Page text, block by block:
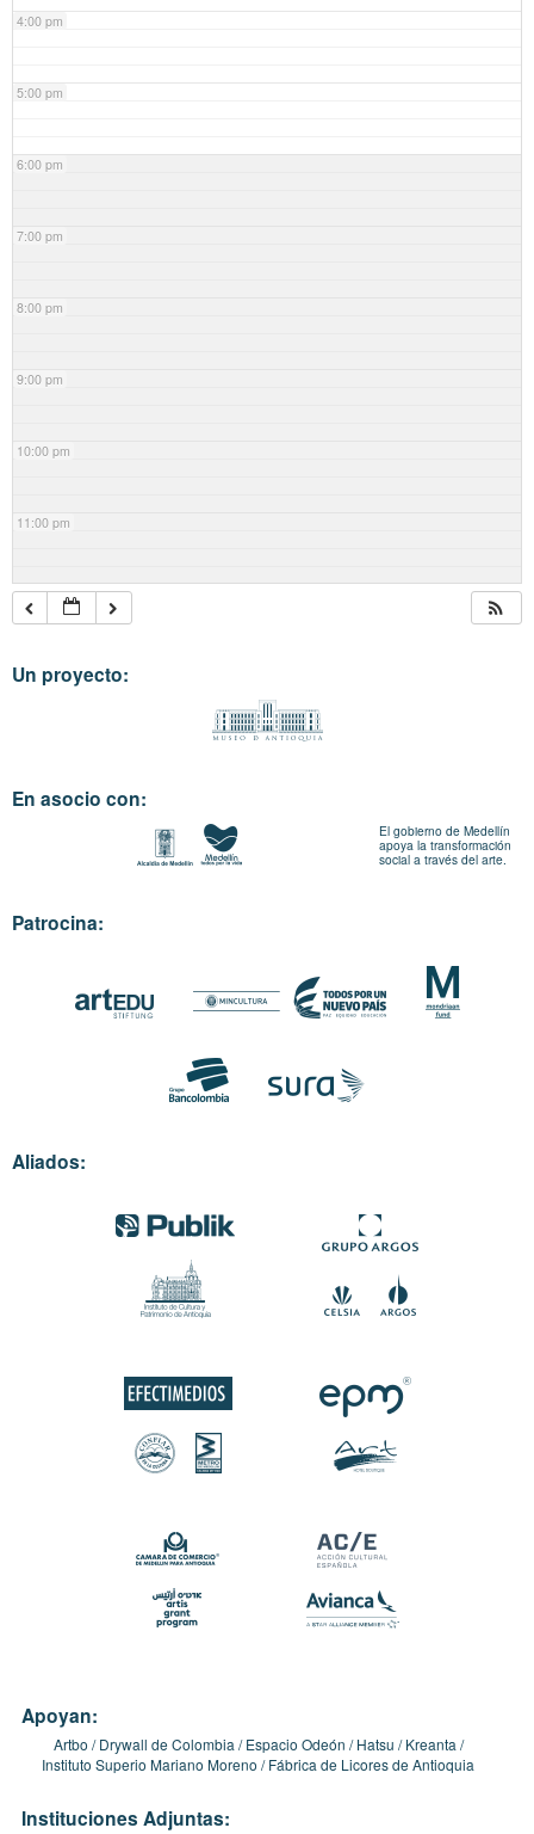
4:00 pm
5:00 pm
6:00 pm
7:00 pm
8:00 pm
9:00 pm
10:00 pm
11:00 pm
Un proyecto:
En asocio con:
El gobierno de Medellín
apoya la transformación
social a través del arte.
Patrocina:
Aliados:
Apoyan:
Artbo Drywall de Colombia Espacio Odeón Hatsu
Kreanta
Instituto Superio Mariano Moreno
Fábrica de Licores de Antioquia
Instituciones Adjuntas: